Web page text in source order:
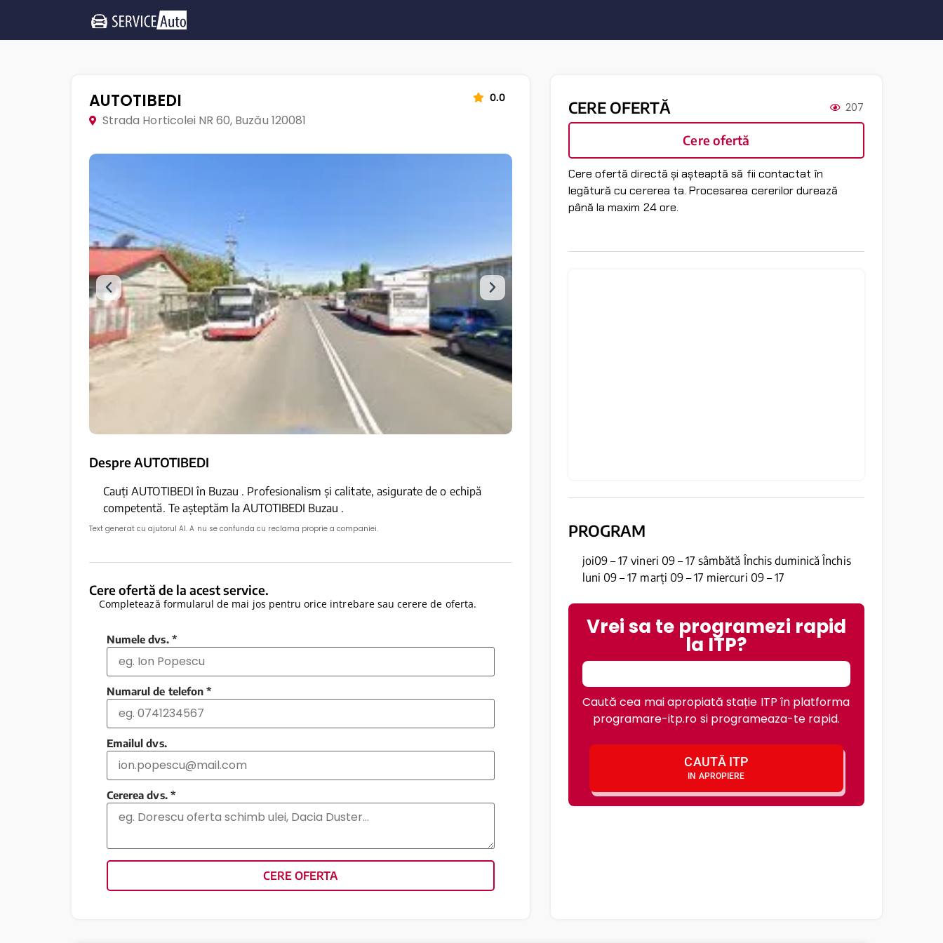
AUTOTIBEDI 0.0
Strada Horticolei NR 60, Buzău 120081
Despre AUTOTIBEDI
Cauți AUTOTIBEDI în Buzau . Profesionalism și calitate, asigurate de o echipă
competentă. Te așteptăm la AUTOTIBEDI Buzau .
Text generat cu ajutorul AI. A nu se confunda cu reclama proprie a companiei.
Cere ofertă de la acest service.
Completează formularul de mai jos pentru orice intrebare sau cerere de oferta.
Numele dvs. *
Numarul de telefon *
Emailul dvs.
Cererea dvs. *
CERE OFERTA
CERE OFERTĂ 207
Cere ofertă
Cere ofertă directă și așteaptă să fii contactat în
legătură cu cererea ta. Procesarea cererilor durează
până la maxim 24 ore.
PROGRAM
joi09 – 17 vineri 09 – 17 sâmbătă Închis duminică Închis
luni 09 – 17 marți 09 – 17 miercuri 09 – 17
Vrei sa te programezi rapid
la ITP?
Caută cea mai apropiată stație ITP în platforma
programare-itp.ro si programeaza-te rapid.
CAUTĂ ITP
IN APROPIERE